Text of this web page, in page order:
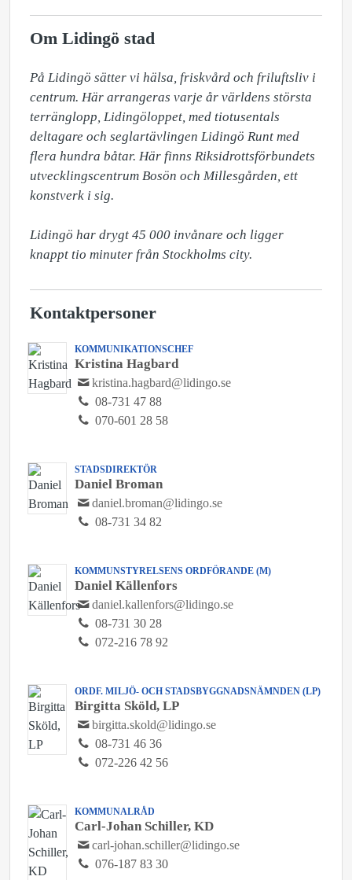
Om Lidingö stad
På Lidingö sätter vi hälsa, friskvård och friluftsliv i
centrum. Här arrangeras varje år världens största
terränglopp, Lidingöloppet, med tiotusentals
deltagare och seglartävlingen Lidingö Runt med
flera hundra båtar. Här finns Riksidrottsförbundets
utvecklingscentrum Bosön och Millesgården, ett
konstverk i sig.
Lidingö har drygt 45 000 invånare och ligger
knappt tio minuter från Stockholms city.
Kontaktpersoner
KOMMUNIKATIONSCHEF
Kristina Hagbard
kristina.hagbard@lidingo.se
08-731 47 88
070-601 28 58
STADSDIREKTÖR
Daniel Broman
daniel.broman@lidingo.se
08-731 34 82
KOMMUNSTYRELSENS ORDFÖRANDE (M)
Daniel Källenfors
daniel.kallenfors@lidingo.se
08-731 30 28
072-216 78 92
ORDF. MILJÖ- OCH STADSBYGGNADSNÄMNDEN (LP)
Birgitta Sköld, LP
birgitta.skold@lidingo.se
08-731 46 36
072-226 42 56
KOMMUNALRÅD
Carl-Johan Schiller, KD
carl-johan.schiller@lidingo.se
076-187 83 30